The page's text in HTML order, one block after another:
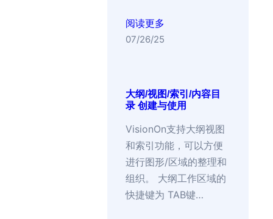
阅读更多
07/26/25
大纲/视图/索引/内容目
录 创建与使用
VisionOn支持大纲视图
和索引功能，可以方便
进行图形/区域的整理和
组织。 大纲工作区域的
快捷键为 TAB键…